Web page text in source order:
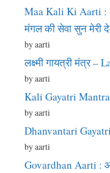
Maa Kali Ki Aarti :
मंगल की सेवा सुन मेरी
by aarti
लक्ष्मी गायत्री मंत्र
by aarti
Kali Gayatri Mantra
by aarti
Dhanvantari Gayatri
by aarti
Govardhan Aarti :